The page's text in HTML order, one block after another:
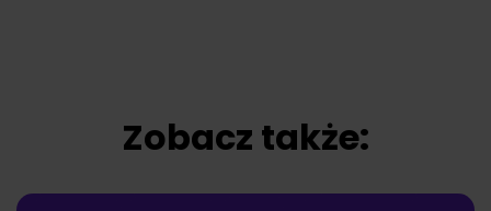
Zobacz także: